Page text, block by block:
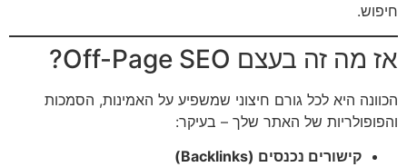
חיפוש.
אז מה זה בעצם Off-Page SEO?
הכוונה היא לכל גורם חיצוני שמשפיע על האמינות, הסמכות
והפופולריות של האתר שלך – בעיקר:
קישורים נכנסים (Backlinks)